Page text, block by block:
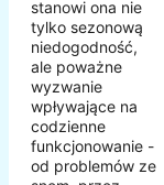
stanowi ona nie
tylko sezonową
niedogodność,
ale poważne
wyzwanie
wpływające na
codzienne
funkcjonowanie -
od problemów ze